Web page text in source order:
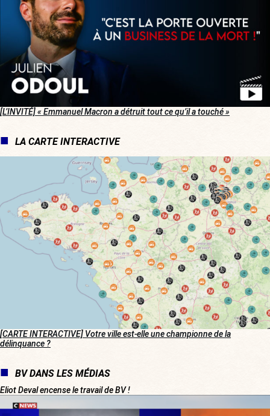
[L’INVITÉ] « Emmanuel Macron a détruit tout ce qu’il a touché »
LA CARTE INTERACTIVE
[CARTE INTERACTIVE] Votre ville est-elle une championne de la
délinquance ?
BV DANS LES MÉDIAS
Eliot Deval encense le travail de BV !